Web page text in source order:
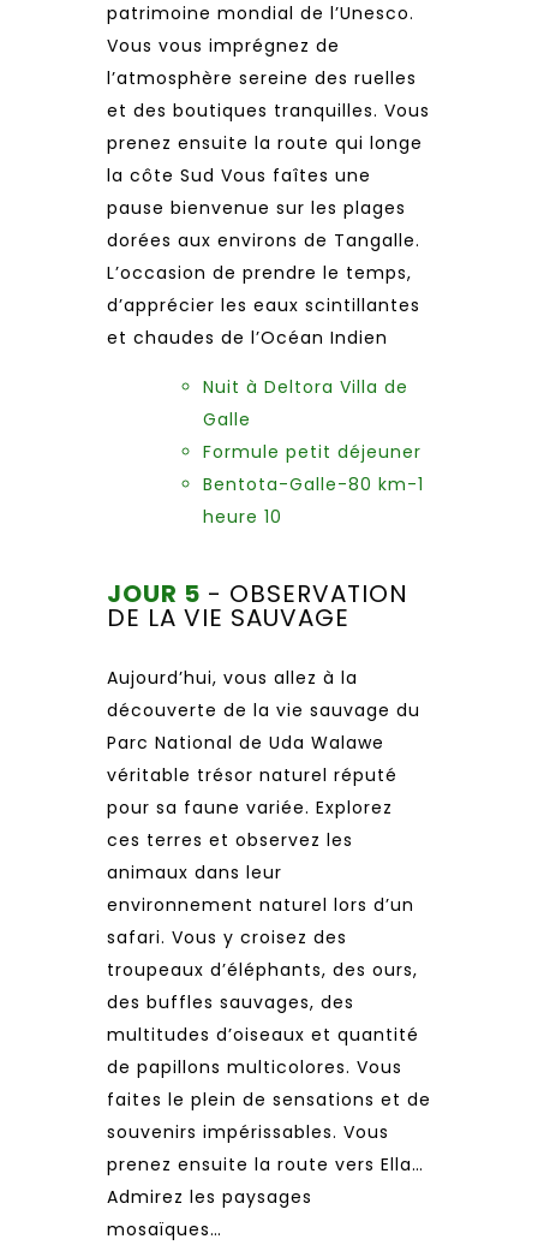
patrimoine mondial de l’Unesco.
Vous vous imprégnez de
l’atmosphère sereine des ruelles
et des boutiques tranquilles. Vous
prenez ensuite la route qui longe
la côte Sud Vous faîtes une
pause bienvenue sur les plages
dorées aux environs de Tangalle.
L’occasion de prendre le temps,
d’apprécier les eaux scintillantes
et chaudes de l’Océan Indien
Nuit à Deltora Villa de
Galle
Formule petit déjeuner
Bentota-Galle-80 km-1
heure 10
JOUR 5 - OBSERVATION
DE LA VIE SAUVAGE
Aujourd’hui, vous allez à la
découverte de la vie sauvage du
Parc National de Uda Walawe
véritable trésor naturel réputé
pour sa faune variée. Explorez
ces terres et observez les
animaux dans leur
environnement naturel lors d’un
safari. Vous y croisez des
troupeaux d’éléphants, des ours,
des buffles sauvages, des
multitudes d’oiseaux et quantité
de papillons multicolores. Vous
faites le plein de sensations et de
souvenirs impérissables. Vous
prenez ensuite la route vers Ella…
Admirez les paysages
mosaïques…